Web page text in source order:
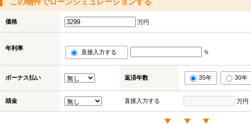
この物件でローンシミュレーションする
価格 万円
年利率
直接入力する ％
ボーナス払い 返済年数 35年 30年
頭金 直接入力する 万円